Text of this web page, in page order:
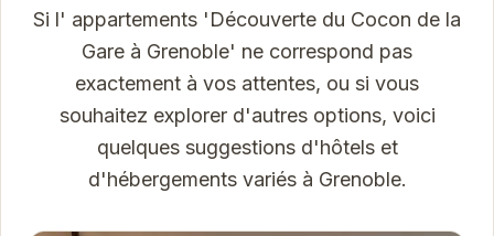
Si l' appartements 'Découverte du Cocon de la
Gare à Grenoble' ne correspond pas
exactement à vos attentes, ou si vous
souhaitez explorer d'autres options, voici
quelques suggestions d'hôtels et
d'hébergements variés à Grenoble.